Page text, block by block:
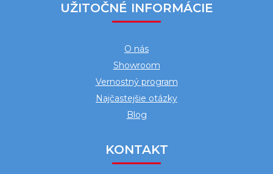
UŽITOČNÉ INFORMÁCIE
O nás
Showroom
Vernostný program
Najčastejšie otázky
Blog
KONTAKT